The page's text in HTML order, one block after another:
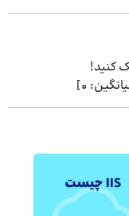
کنید!
0
]